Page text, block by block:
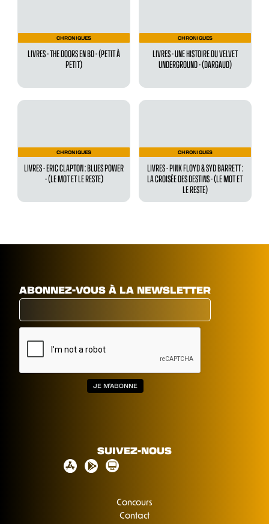
CHRONIQUES
LIVRES - THE DOORS EN BD - (PETIT À
PETIT)
CHRONIQUES
LIVRES - UNE HISTOIRE DU VELVET
UNDERGROUND - (DARGAUD)
CHRONIQUES
LIVRES - ERIC CLAPTON : BLUES POWER
- (LE MOT ET LE RESTE)
CHRONIQUES
LIVRES - PINK FLOYD & SYD BARRETT :
LA CROISÉE DES DESTINS - (LE MOT ET
LE RESTE)
ABONNEZ-VOUS À LA NEWSLETTER
SUIVEZ-NOUS
Concours
Contact